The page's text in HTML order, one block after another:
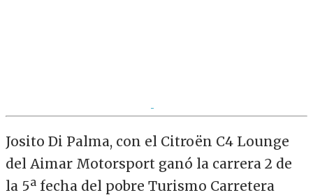
Josito Di Palma, con el Citroën C4 Lounge
del Aimar Motorsport ganó la carrera 2 de
la 5ª fecha del pobre Turismo Carretera